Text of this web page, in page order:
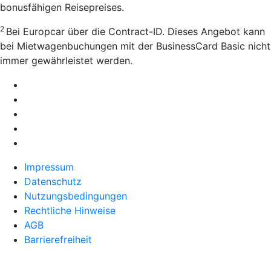
bonusfähigen Reisepreises.
2 Bei Europcar über die Contract-ID. Dieses Angebot kann
bei Mietwagenbuchungen mit der BusinessCard Basic nicht
immer gewährleistet werden.
Impressum
Datenschutz
Nutzungsbedingungen
Rechtliche Hinweise
AGB
Barrierefreiheit